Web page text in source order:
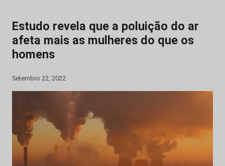
Estudo revela que a poluição do ar
afeta mais as mulheres do que os
homens
Setembro 22, 2022